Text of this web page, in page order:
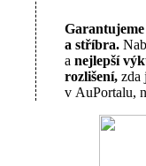
a stříbra.
a nejlepší
rozlišení, zda
v AuPortalu,